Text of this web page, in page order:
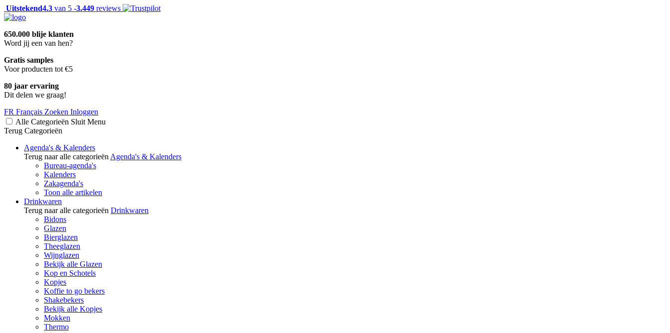
Uitstekend4.3 van 5 -3.449 reviews
650.000 blije klanten
Word jij een van hen?
Gratis samples
Voor producten tot €5
80 jaar ervaring
Dit delen we graag!
FR Français Zoeken Inloggen
Alle Categorieën Sluit Menu
Terug Categorieën
Agenda's & Kalenders
Terug naar alle categorieën Agenda's & Kalenders
Bureau-agenda's
Kalenders
Zakagenda's
Toon alle artikelen
Drinkwaren
Terug naar alle categorieën Drinkwaren
Bidons
Glazen
Bierglazen
Theeglazen
Wijnglazen
Bekijk alle Glazen
Kop en Schotels
Kopjes
Koffie to go bekers
Shakebekers
Bekijk alle Kopjes
Mokken
Thermo